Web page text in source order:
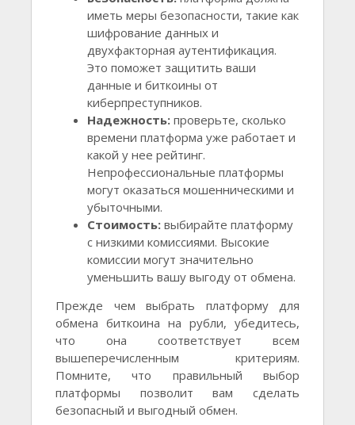
иметь меры безопасности, такие как
шифрование данных и
двухфакторная аутентификация.
Это поможет защитить ваши
данные и биткоины от
киберпреступников.
Надежность: проверьте, сколько
времени платформа уже работает и
какой у нее рейтинг.
Непрофессиональные платформы
могут оказаться мошенническими и
убыточными.
Стоимость: выбирайте платформу
с низкими комиссиями. Высокие
комиссии могут значительно
уменьшить вашу выгоду от обмена.
Прежде чем выбрать платформу для
обмена биткоина на рубли, убедитесь,
что она соответствует всем
вышеперечисленным критериям.
Помните, что правильный выбор
платформы позволит вам сделать
безопасный и выгодный обмен.